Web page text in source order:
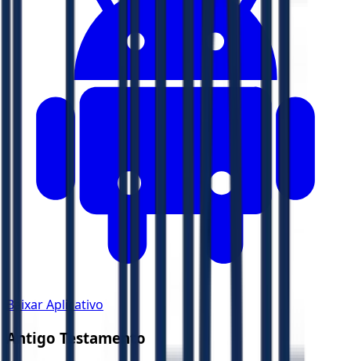
Baixar Aplicativo
Antigo Testamento